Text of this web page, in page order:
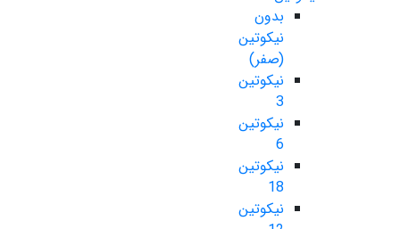
بدون
نیکوتین
(صفر)
نیکوتین
3
نیکوتین
6
نیکوتین
18
نیکوتین